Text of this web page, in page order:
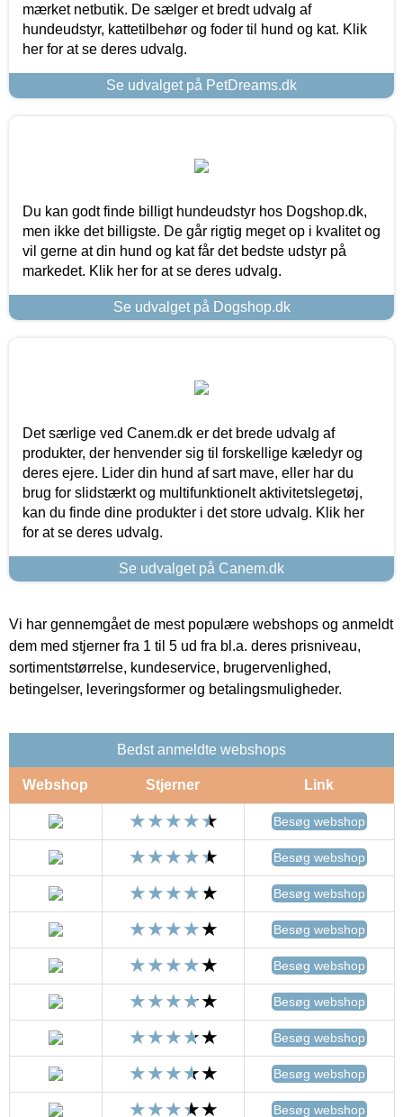
mærket netbutik. De sælger et bredt udvalg af
hundeudstyr, kattetilbehør og foder til hund og kat. Klik
her for at se deres udvalg.
Se udvalget på PetDreams.dk
Du kan godt finde billigt hundeudstyr hos Dogshop.dk,
men ikke det billigste. De går rigtig meget op i kvalitet og
vil gerne at din hund og kat får det bedste udstyr på
markedet. Klik her for at se deres udvalg.
Se udvalget på Dogshop.dk
Det særlige ved Canem.dk er det brede udvalg af
produkter, der henvender sig til forskellige kæledyr og
deres ejere. Lider din hund af sart mave, eller har du
brug for slidstærkt og multifunktionelt aktivitetslegetøj,
kan du finde dine produkter i det store udvalg. Klik her
for at se deres udvalg.
Se udvalget på Canem.dk
Vi har gennemgået de mest populære webshops og anmeldt
dem med stjerner fra 1 til 5 ud fra bl.a. deres prisniveau,
sortimentstørrelse, kundeservice, brugervenlighed,
betingelser, leveringsformer og betalingsmuligheder.
Bedst anmeldte webshops
Webshop Stjerner Link
Besøg webshop
Besøg webshop
Besøg webshop
Besøg webshop
Besøg webshop
Besøg webshop
Besøg webshop
Besøg webshop
Besøg webshop